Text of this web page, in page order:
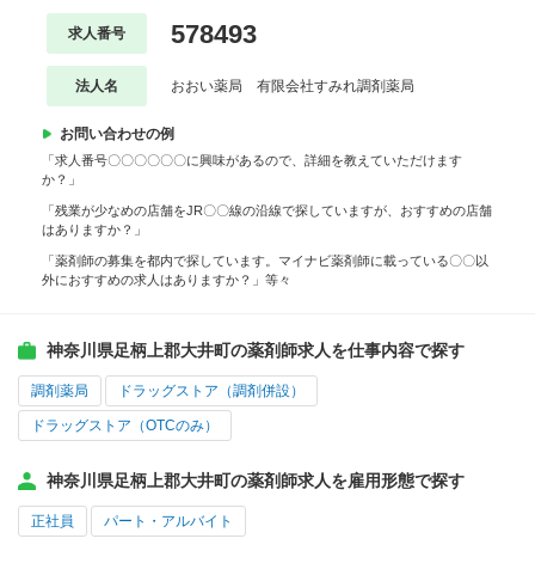
求人番号 578493
法人名 おおい薬局 有限会社すみれ調剤薬局
お問い合わせの例
「求人番号〇〇〇〇〇〇に興味があるので、詳細を教えていただけます
か？」
「残業が少なめの店舗をJR〇〇線の沿線で探していますが、おすすめの店舗
はありますか？」
「薬剤師の募集を都内で探しています。マイナビ薬剤師に載っている〇〇以
外におすすめの求人はありますか？」等々
神奈川県足柄上郡大井町の薬剤師求人を仕事内容で探す
調剤薬局 ドラッグストア（調剤併設）
ドラッグストア（OTCのみ）
神奈川県足柄上郡大井町の薬剤師求人を雇用形態で探す
正社員 パート・アルバイト